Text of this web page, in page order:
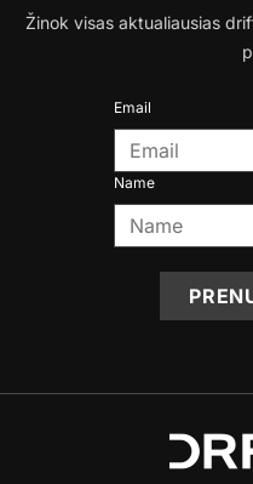
Žinok visas aktualiausias
Email
Name